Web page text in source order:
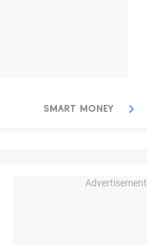
SMART MONEY
Advertisement